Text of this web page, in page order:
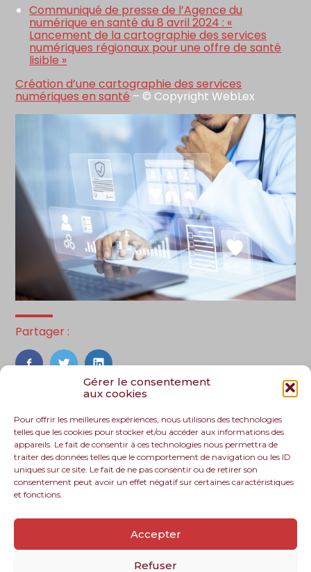
Gérer le consentement
aux cookies
Pour offrir les meilleures expériences, nous utilisons des technologies
telles que les cookies pour stocker et/ou accéder aux informations des
appareils. Le fait de consentir à ces technologies nous permettra de
traiter des données telles que le comportement de navigation ou les ID
uniques sur ce site. Le fait de ne pas consentir ou de retirer son
consentement peut avoir un effet négatif sur certaines caractéristiques
et fonctions.
Accepter
Refuser
Communiqué de presse de l’Agence du
numérique en santé du 8 avril 2024 : «
Lancement de la cartographie des services
numériques régionaux pour une offre de santé
lisible »
Création d’une cartographie des services
numériques en santé – © Copyright WebLex
Partager :
FaceBook
TwitterLinkedIn
Footer